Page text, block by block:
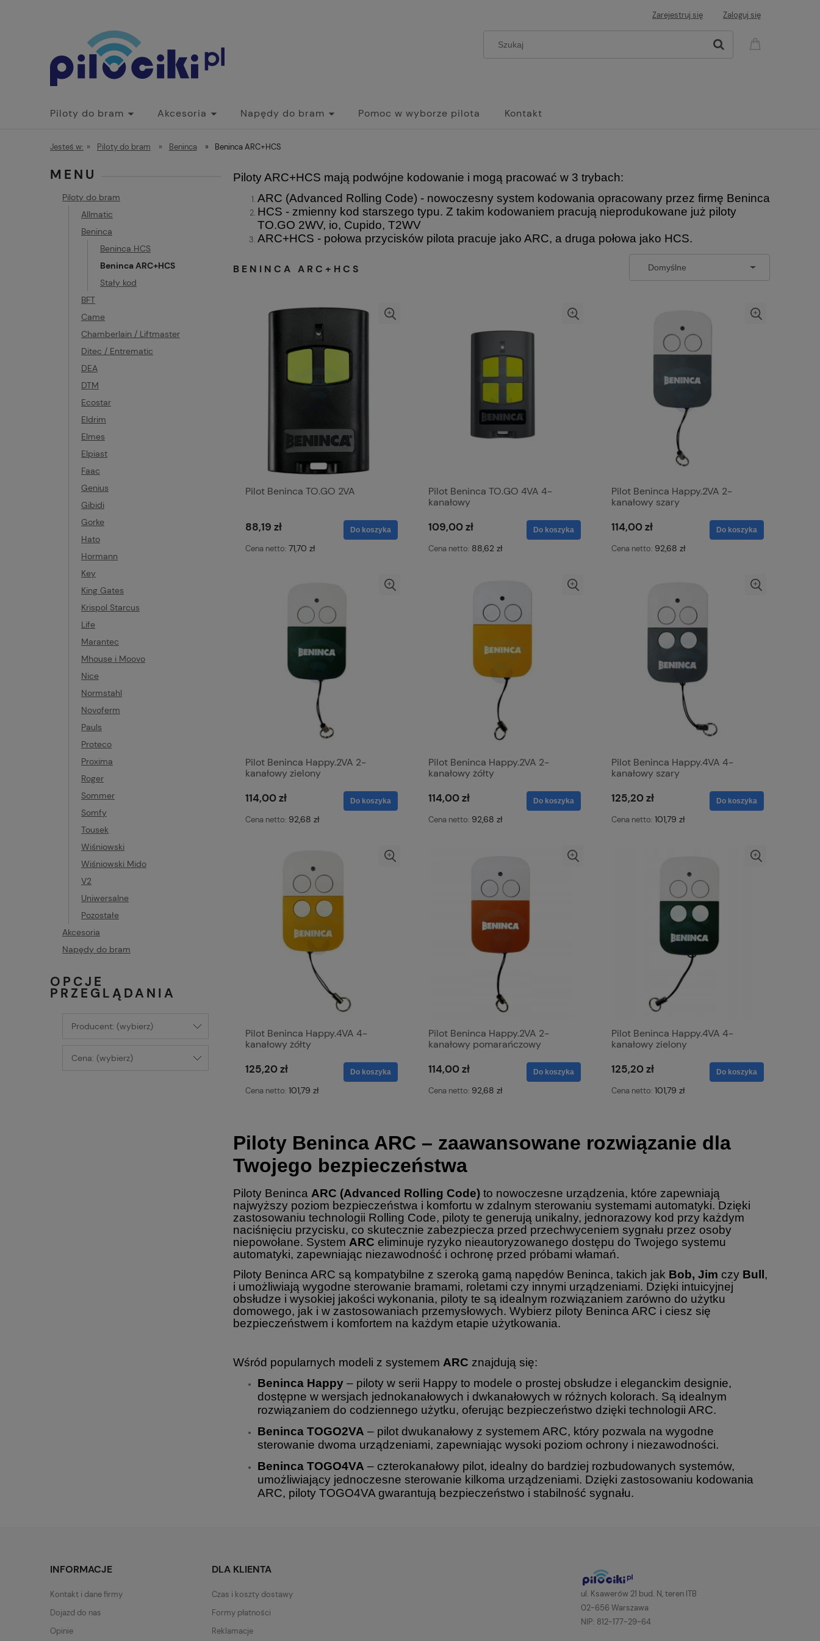
Zarejestruj się Zaloguj się
Piloty do bram Akcesoria Napędy do bram Pomoc w wyborze pilota Kontakt
Jesteś w: » Piloty do bram » Beninca » Beninca ARC+HCS
MENU
Piloty do bram
Allmatic
Beninca
Beninca HCS
Beninca ARC+HCS
Stały kod
BFT
Came
Chamberlain / Liftmaster
Ditec / Entrematic
DEA
DTM
Ecostar
Eldrim
Elmes
Elpiast
Faac
Genius
Gibidi
Gorke
Hato
Hormann
Key
King Gates
Krispol Starcus
Life
Marantec
Mhouse i Moovo
Nice
Normstahl
Novoferm
Pauls
Proteco
Proxima
Roger
Sommer
Somfy
Tousek
Wiśniowski
Wiśniowski Mido
V2
Uniwersalne
Pozostałe
Akcesoria
Napędy do bram
OPCJE
PRZEGLĄDANIA
Producent: (wybierz)
Cena: (wybierz)
Piloty ARC+HCS mają podwójne kodowanie i mogą pracować w 3 trybach:
ARC (Advanced Rolling Code) - nowoczesny system kodowania opracowany przez firmę Beninca
HCS - zmienny kod starszego typu. Z takim kodowaniem pracują nieprodukowane już piloty
TO.GO 2WV, io, Cupido, T2WV
ARC+HCS - połowa przycisków pilota pracuje jako ARC, a druga połowa jako HCS.
BENINCA ARC+HCS
Pilot Beninca TO.GO 2VA
88,19 zł
Cena netto: 71,70 zł
Do koszyka
Pilot Beninca TO.GO 4VA 4-
kanałowy
109,00 zł
Cena netto: 88,62 zł
Do koszyka
Pilot Beninca Happy.2VA 2-
kanałowy szary
114,00 zł
Cena netto: 92,68 zł
Do koszyka
Pilot Beninca Happy.2VA 2-
kanałowy zielony
114,00 zł
Cena netto: 92,68 zł
Do koszyka
Pilot Beninca Happy.2VA 2-
kanałowy żółty
114,00 zł
Cena netto: 92,68 zł
Do koszyka
Pilot Beninca Happy.4VA 4-
kanałowy szary
125,20 zł
Cena netto: 101,79 zł
Do koszyka
Pilot Beninca Happy.4VA 4-
kanałowy żółty
125,20 zł
Cena netto: 101,79 zł
Do koszyka
Pilot Beninca Happy.2VA 2-
kanałowy pomarańczowy
114,00 zł
Cena netto: 92,68 zł
Do koszyka
Pilot Beninca Happy.4VA 4-
kanałowy zielony
125,20 zł
Cena netto: 101,79 zł
Do koszyka
Piloty Beninca ARC – zaawansowane rozwiązanie dla
Twojego bezpieczeństwa
Piloty Beninca ARC (Advanced Rolling Code) to nowoczesne urządzenia, które zapewniają
najwyższy poziom bezpieczeństwa i komfortu w zdalnym sterowaniu systemami automatyki. Dzięki
zastosowaniu technologii Rolling Code, piloty te generują unikalny, jednorazowy kod przy każdym
naciśnięciu przycisku, co skutecznie zabezpiecza przed przechwyceniem sygnału przez osoby
niepowołane. System ARC eliminuje ryzyko nieautoryzowanego dostępu do Twojego systemu
automatyki, zapewniając niezawodność i ochronę przed próbami włamań.
Piloty Beninca ARC są kompatybilne z szeroką gamą napędów Beninca, takich jak Bob, Jim czy Bull,
i umożliwiają wygodne sterowanie bramami, roletami czy innymi urządzeniami. Dzięki intuicyjnej
obsłudze i wysokiej jakości wykonania, piloty te są idealnym rozwiązaniem zarówno do użytku
domowego, jak i w zastosowaniach przemysłowych. Wybierz piloty Beninca ARC i ciesz się
bezpieczeństwem i komfortem na każdym etapie użytkowania.
Wśród popularnych modeli z systemem ARC znajdują się:
Beninca Happy – piloty w serii Happy to modele o prostej obsłudze i eleganckim designie,
dostępne w wersjach jednokanałowych i dwkanałowych w różnych kolorach. Są idealnym
rozwiązaniem do codziennego użytku, oferując bezpieczeństwo dzięki technologii ARC.
Beninca TOGO2VA – pilot dwukanałowy z systemem ARC, który pozwala na wygodne
sterowanie dwoma urządzeniami, zapewniając wysoki poziom ochrony i niezawodności.
Beninca TOGO4VA – czterokanałowy pilot, idealny do bardziej rozbudowanych systemów,
umożliwiający jednoczesne sterowanie kilkoma urządzeniami. Dzięki zastosowaniu kodowania
ARC, piloty TOGO4VA gwarantują bezpieczeństwo i stabilność sygnału.
INFORMACJE
Kontakt i dane firmy
Dojazd do nas
Opinie
DLA KLIENTA
Czas i koszty dostawy
Formy płatności
Reklamacje
ul. Ksawerów 21 bud. N, teren ITB
02-656 Warszawa
NIP: 812-177-29-64